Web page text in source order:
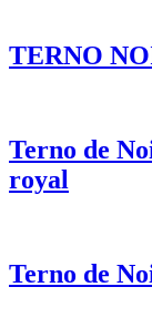
TERNO
Terno de
royal
Terno de